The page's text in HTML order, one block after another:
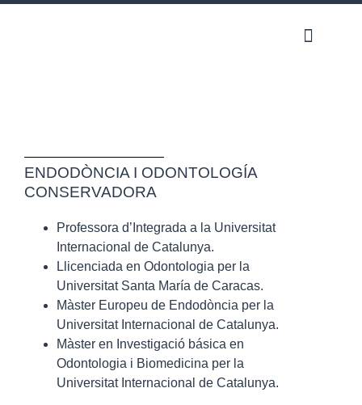
ENDODÒNCIA I ODONTOLOGÍA
CONSERVADORA
Professora d’Integrada a la Universitat
Internacional de Catalunya.
Llicenciada en Odontologia per la
Universitat Santa María de Caracas.
Màster Europeu de Endodòncia per la
Universitat Internacional de Catalunya.
Màster en Investigació básica en
Odontologia i Biomedicina per la
Universitat Internacional de Catalunya.